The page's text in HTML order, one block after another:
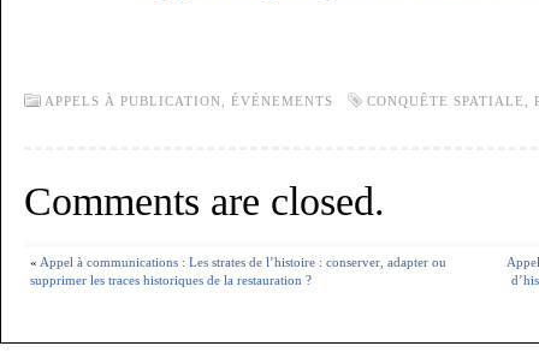
APPELS À PUBLICATION, ÉVÉNEMENTS CONQUÊTE SPATIALE
Comments are closed.
« Appel à communications : Les strates de l’histoire : conserver, adapter ou
supprimer les traces historiques de la restauration ?